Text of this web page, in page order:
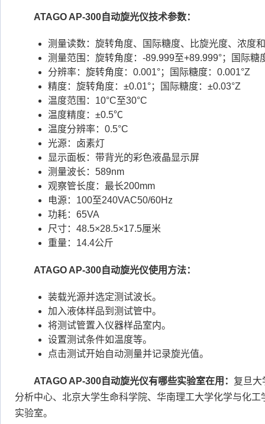
ATAGO AP-300自动旋光仪技术参数：
测量读数：旋转角度、国际糖度、比旋光度、浓度
测量范围：旋转角度：-89.999至+89.999°；国际糖
分辨率：旋转角度：0.001°；国际糖度：0.001°Z
精度：旋转角度：±0.01°；国际糖度：±0.03°Z
温度范围：10°C至30°C
温度精度：±0.5℃
温度分辨率：0.5°C
光源：卤素灯
显示面板：带背光的彩色液晶显示屏
测量波长：589nm
观察管长度：最长200mm
电源：100至240VAC50/60Hz
功耗：65VA
尺寸：48.5×28.5×17.5厘米
重量：14.4公斤
ATAGO AP-300自动旋光仪使用方法：
装载光源并选定测试波长。
加入液体样品到测试管中。
将测试管置入仪器样品室内。
设置测试条件如温度等。
点击测试开始自动测量并记录旋光值。
ATAGO AP-300自动旋光仪有哪些实验室在用： 复旦大
分析中心、北京大学生命科学院、华南理工大学化学与化
实验室。